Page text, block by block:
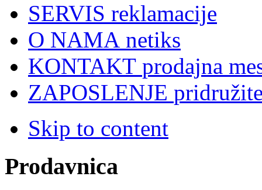
SERVIS reklamacije
O NAMA netiks
KONTAKT prodajna
ZAPOSLENJE
Skip to content
Prodavnica